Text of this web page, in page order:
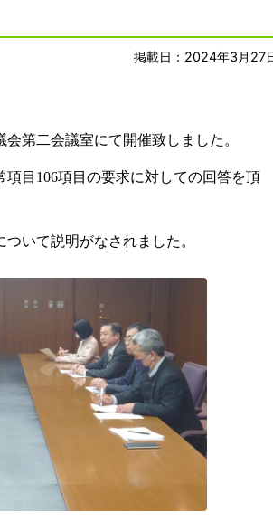
掲載日：2024年3月27
会第二会議室にて開催致しました。
項目 106項目の要求に対しての回答を頂
ついて説明がなされました。